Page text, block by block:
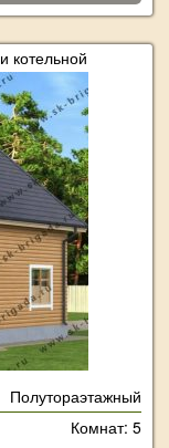
котельной
Полутораэтажный
Комнат: 5